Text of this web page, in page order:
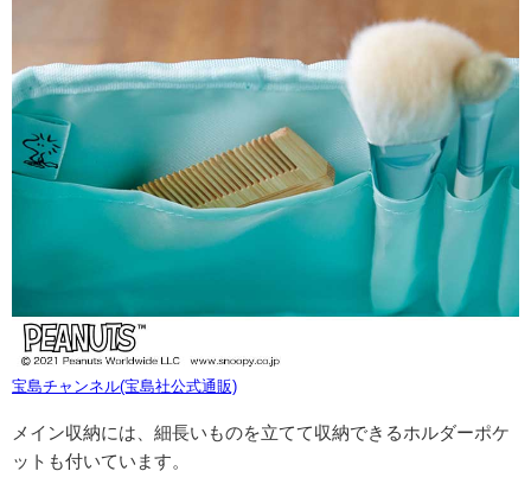
宝島チャンネル(宝島社公式通販)
メイン収納には、細長いものを立てて収納できるホルダーポケ
ットも付いています。